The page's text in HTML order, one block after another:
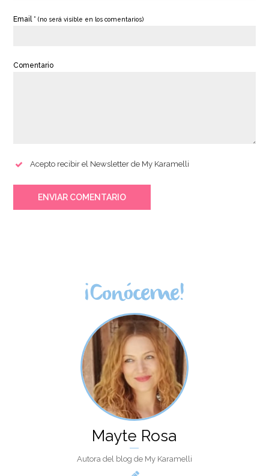
Email *(no será visible en los comentarios)
Comentario
Acepto recibir el Newsletter de My Karamelli
ENVIAR COMENTARIO
¡Conóceme!
Mayte Rosa
Autora del blog de My Karamelli